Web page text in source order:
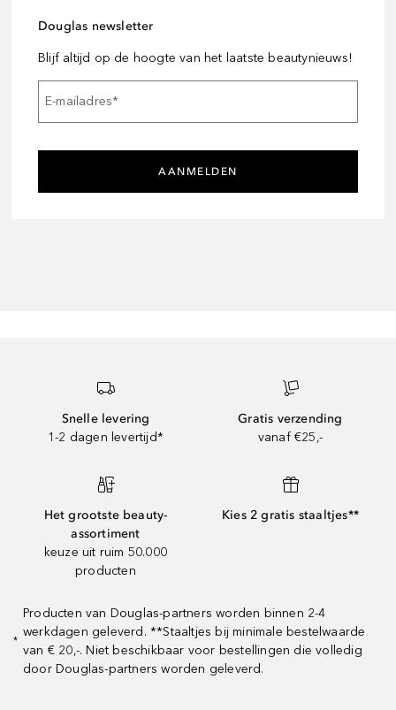
Douglas newsletter
Blijf altijd op de hoogte van het laatste beautynieuws!
E-mailadres*
AANMELDEN
Snelle levering
1-2 dagen levertijd*
Gratis verzending
vanaf €25,-
Het grootste beauty-
assortiment
keuze uit ruim 50.000
producten
Kies 2 gratis staaltjes**
*
Producten van Douglas-partners worden binnen 2-4
werkdagen geleverd. **Staaltjes bij minimale bestelwaarde
van € 20,-. Niet beschikbaar voor bestellingen die volledig
door Douglas-partners worden geleverd.